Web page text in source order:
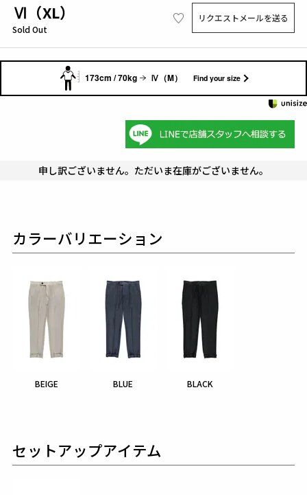
Ⅵ（XL）
Sold Out
リクエストメールを送る
173cm / 70kg Ⅳ（M） Find your size
申し訳ございません。ただいま在庫がございません。
カラーバリエーション
BEIGE BLUE BLACK
セットアップアイテム